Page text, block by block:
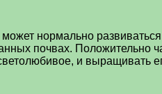
нормально
почвах. Положительно
и выращивать